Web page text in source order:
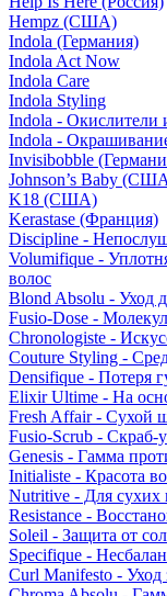
Hempz (США)
Indola (Германия)
Indola Act Now
Indola Care
Indola Styling
Indola - Окислители
Indola -
Invisibobble
Johnson’s Baby
K18 (США)
Kerastase (Франция)
Discipline -
Volumifique -
волос
Blond Absolu - Уход
Fusio-Dose -
Chronologiste -
Couture Styling -
Densifique - Потеря
Elixir Ultime - На
Fresh Affair - Сухой
Fusio-Scrub - Скраб-
Genesis - Гамма
Initialiste - Красота
Nutritive - Для сухих
Resistance -
Soleil - Защита от
Specifique -
Curl Manifesto -